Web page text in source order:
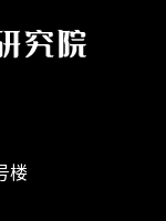
楼